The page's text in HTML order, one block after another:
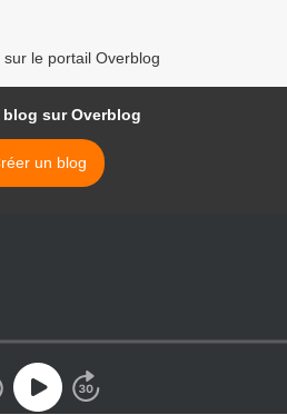
le portail Overblog
blog sur Overblog
un blog